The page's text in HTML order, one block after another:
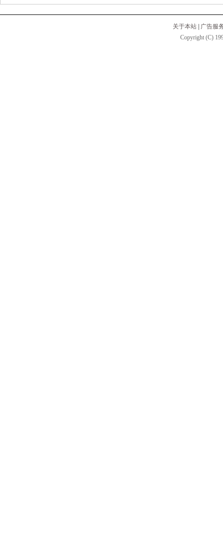
关于本站
广告服
Copyright (C)